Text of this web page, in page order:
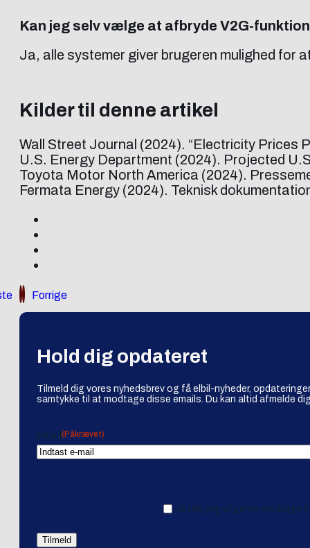
Kan jeg selv vælge at afbryde V2G-
Ja, alle systemer giver brugeren mulighed for
Kilder til denne artikel
Wall Street Journal (2024). “Electricity Prices
U.S. Energy Department (2024). Projected
Toyota Motor North America (2024).
Fermata Energy (2024). Teknisk
Forrige
Hold dig opdateret
Tilmeld dig vores nyhedsbrev og få elbil-nyheder,
samtykke til at modtage disse emails. Du kan altid afmelde
Email (Påkrævet)
Ja tak, jeg vil gerne modtage